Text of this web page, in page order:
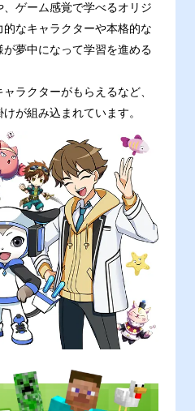
ゲーム感覚で学べるオリジ
なキャラクターや本格的な
夢中になって学習を進める
ラクターがもらえるなど、
が組み込まれています。